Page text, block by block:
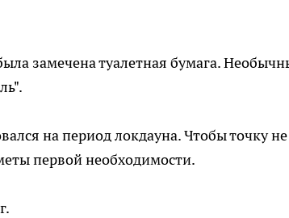
замечена туалетная бумага.
на период локдауна. Чтобы точку не
первой необходимости.